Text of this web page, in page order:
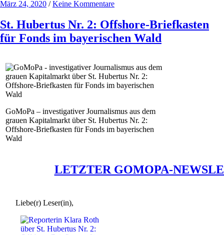
März 24, 2020 / Keine Kommentare
St. Hubertus Nr. 2: Offshore-Briefkasten
für Fonds im bayerischen Wald
GoMoPa – investigativer Journalismus aus dem
grauen Kapitalmarkt über St. Hubertus Nr. 2:
Offshore-Briefkasten für Fonds im bayerischen
Wald
LETZTER GOMOPA-
Liebe(r) Leser(in),